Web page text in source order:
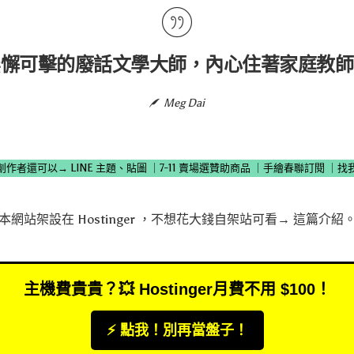
可擊的廢話文學大師，內心住著家庭教師
Meg Dai
作者還可以→ LINE 主題、貼圖 7-11 賣場選贊助商品 手繪春聯訂閱 找
網站架設在 Hostinger，不想花大錢自架站可看→ 這篇介紹 。
主機費貴貴？💥 Hostinger月費不用 $100！
⚡️ 點我！別再當盤子！